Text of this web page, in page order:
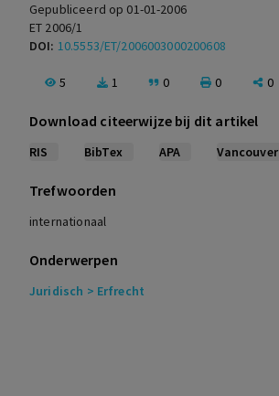
Gepubliceerd op 01-01-2006
ET 2006/1
DOI: 10.5553/ET/2006003000200608
5 1 0 0 0
Download citeerwijze bij dit artikel
RIS BibTex APA Vancouver
Trefwoorden
internationaal
Onderwerpen
Juridisch > Erfrecht